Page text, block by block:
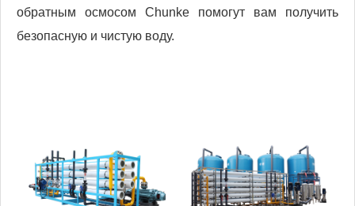
обратным осмосом Chunke помогут вам получить
безопасную и чистую воду.